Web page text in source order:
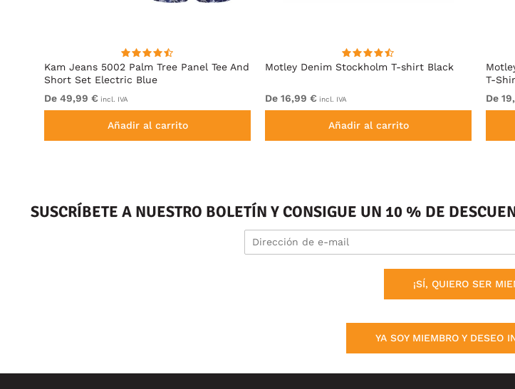
Kam Jeans 5002 Palm Tree Panel Tee And
Short Set Electric Blue
De 49,99 € incl. IVA
Añadir al carrito
Motley Denim Stockholm T-shirt Black
De 16,99 € incl. IVA
Añadir al carrito
T-
De
SUSCRÍBETE A NUESTRO BOLETÍN Y CONSIGUE UN 10 % DE
¡SÍ, QUIERO SER
YA SOY MIEMBRO Y DESEO